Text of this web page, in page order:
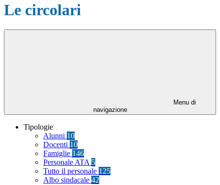
Le circolari
Menu di
navigazione
Tipologie
Alunni 10
Docenti 10
Famiglie 146
Personale ATA 5
Tutto il personale 125
Albo sindacale 42